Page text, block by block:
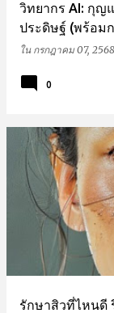
วิทยากร AI: กุ
ประดิษฐ์ (พร้อม
ใน กรกฎาคม 07, 2568
0
รักษาสิวที่ไหนดี